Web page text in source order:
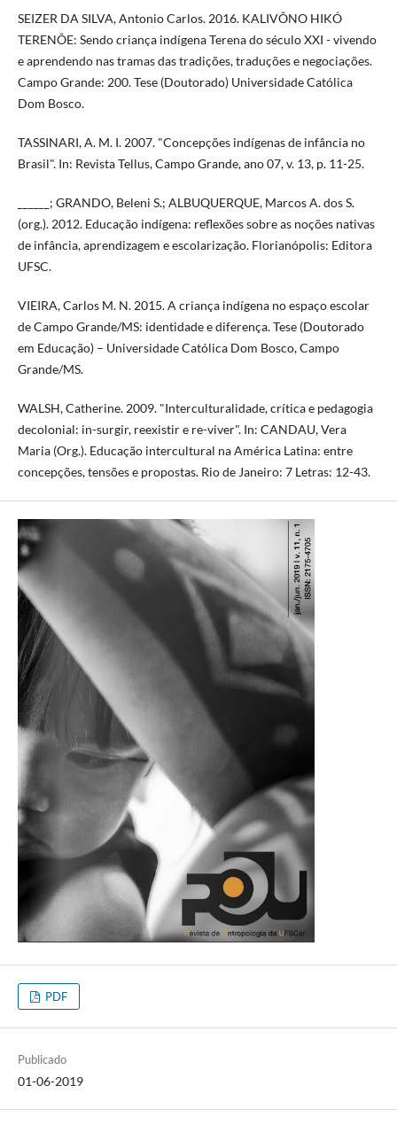
SEIZER DA SILVA, Antonio Carlos. 2016. KALIVÔNO HIKÓ
TERENÔE: Sendo criança indígena Terena do século XXI - vivendo
e aprendendo nas tramas das tradições, traduções e negociações.
Campo Grande: 200. Tese (Doutorado) Universidade Católica
Dom Bosco.
TASSINARI, A. M. I. 2007. "Concepções indígenas de infância no
Brasil". In: Revista Tellus, Campo Grande, ano 07, v. 13, p. 11-25.
______; GRANDO, Beleni S.; ALBUQUERQUE, Marcos A. dos S.
(org.). 2012. Educação indígena: reflexões sobre as noções nativas
de infância, aprendizagem e escolarização. Florianópolis: Editora
UFSC.
VIEIRA, Carlos M. N. 2015. A criança indígena no espaço escolar
de Campo Grande/MS: identidade e diferença. Tese (Doutorado
em Educação) – Universidade Católica Dom Bosco, Campo
Grande/MS.
WALSH, Catherine. 2009. "Interculturalidade, crítica e pedagogia
decolonial: in-surgir, reexistir e re-viver". In: CANDAU, Vera
Maria (Org.). Educação intercultural na América Latina: entre
concepções, tensões e propostas. Rio de Janeiro: 7 Letras: 12-43.
PDF
Publicado
01-06-2019